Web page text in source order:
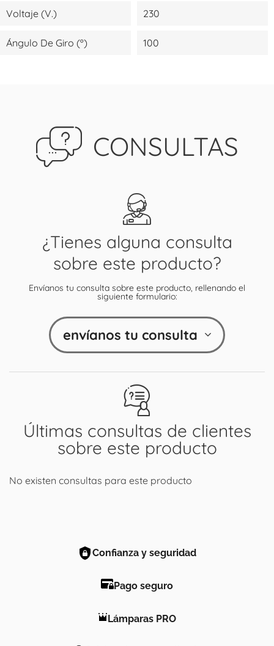
Voltaje (V.) 230
Ángulo De Giro (º) 100
CONSULTAS
Últimas consultas de clientes
sobre este producto
No existen consultas para este producto
¿Tienes alguna consulta
sobre este producto?
Envíanos tu consulta sobre este producto, rellenando el
siguiente formulario:
envíanos tu consulta
Confianza y seguridad
Pago seguro
Lámparas PRO